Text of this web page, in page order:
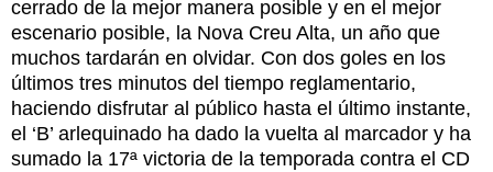
cerrado de la mejor manera posible y en el mejor
escenario posible, la Nova Creu Alta, un año que
muchos tardarán en olvidar. Con dos goles en los
últimos tres minutos del tiempo reglamentario,
haciendo disfrutar al público hasta el último instante,
el ‘B’ arlequinado ha dado la vuelta al marcador y ha
sumado la 17ª victoria de la temporada contra el CD